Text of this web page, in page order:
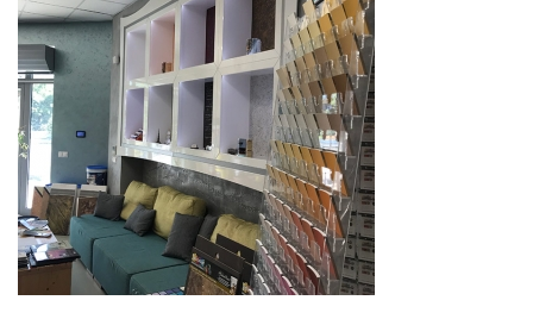
× ТОЗИ
САЙТ
ИЗПОЛЗВА